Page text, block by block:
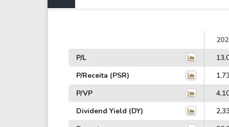
P/L
P/Receita (PSR)
1,73
P/VP
Dividend Yield (DY)